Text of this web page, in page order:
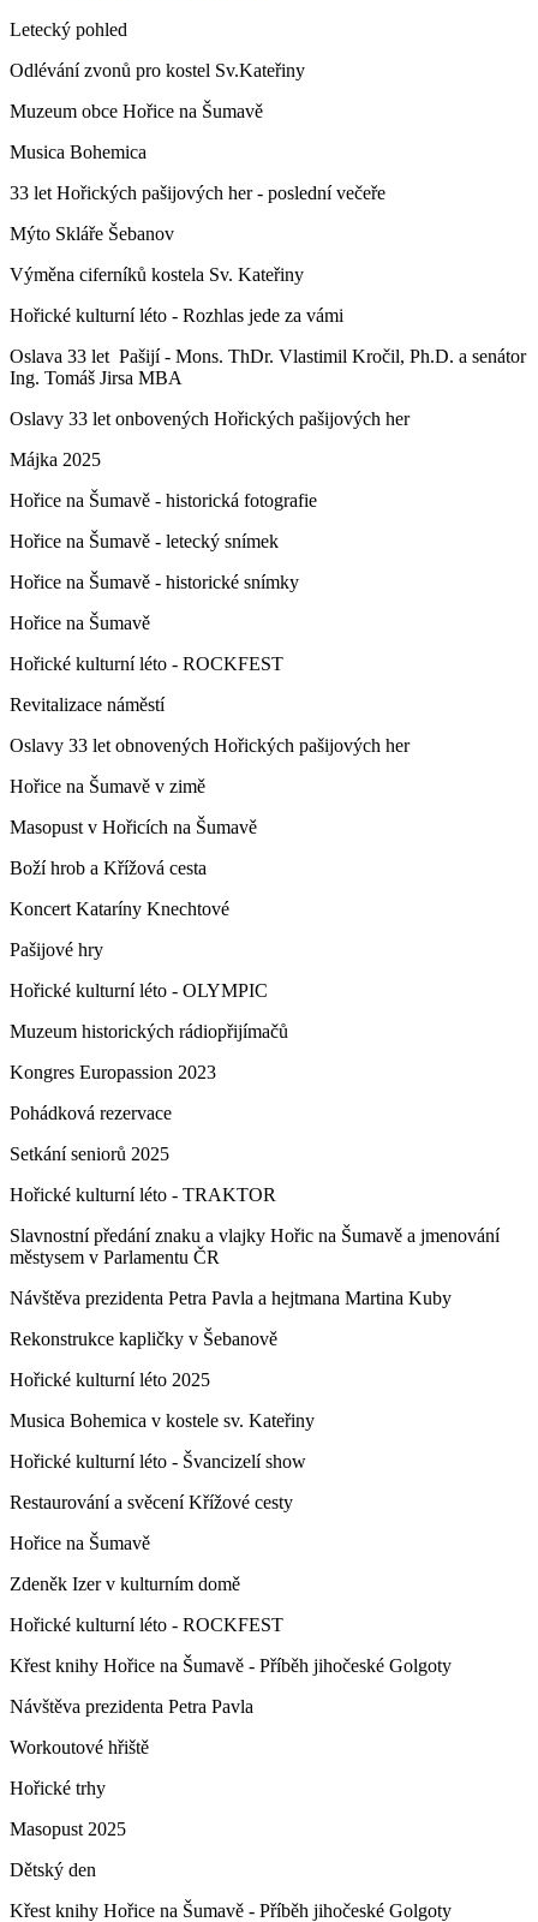
Letecký pohled
Odlévání zvonů pro kostel Sv.Kateřiny
Muzeum obce Hořice na Šumavě
Musica Bohemica
33 let Hořických pašijových her - poslední večeře
Mýto Skláře Šebanov
Výměna ciferníků kostela Sv. Kateřiny
Hořické kulturní léto - Rozhlas jede za vámi
Oslava 33 let Pašijí - Mons. ThDr. Vlastimil Kročil, Ph.D. a senátor
Ing. Tomáš Jirsa MBA
Oslavy 33 let onbovených Hořických pašijových her
Májka 2025
Hořice na Šumavě - historická fotografie
Hořice na Šumavě - letecký snímek
Hořice na Šumavě - historické snímky
Hořice na Šumavě
Hořické kulturní léto - ROCKFEST
Revitalizace náměstí
Oslavy 33 let obnovených Hořických pašijových her
Hořice na Šumavě v zimě
Masopust v Hořicích na Šumavě
Boží hrob a Křížová cesta
Koncert Kataríny Knechtové
Pašijové hry
Hořické kulturní léto - OLYMPIC
Muzeum historických rádiopřijímačů
Kongres Europassion 2023
Pohádková rezervace
Setkání seniorů 2025
Hořické kulturní léto - TRAKTOR
Slavnostní předání znaku a vlajky Hořic na Šumavě a jmenování
městysem v Parlamentu ČR
Návštěva prezidenta Petra Pavla a hejtmana Martina Kuby
Rekonstrukce kapličky v Šebanově
Hořické kulturní léto 2025
Musica Bohemica v kostele sv. Kateřiny
Hořické kulturní léto - Švancizelí show
Restaurování a svěcení Křížové cesty
Hořice na Šumavě
Zdeněk Izer v kulturním domě
Hořické kulturní léto - ROCKFEST
Křest knihy Hořice na Šumavě - Příběh jihočeské Golgoty
Návštěva prezidenta Petra Pavla
Workoutové hřiště
Hořické trhy
Masopust 2025
Dětský den
Křest knihy Hořice na Šumavě - Příběh jihočeské Golgoty